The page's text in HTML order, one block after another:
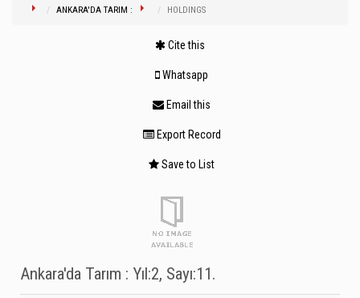
ANKARA'DA TARIM : HOLDINGS
Cite this
Whatsapp
Email this
Export Record
Save to List
Ankara'da Tarım : Yıl:2, Sayı:11.